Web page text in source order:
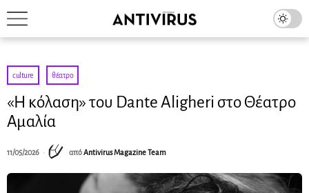
culture · θέατρο
«Η κόλαση» του Dante Aligheri στο Θέατρο
Αμαλία
11/05/2026 απόAntivirus Magazine Team